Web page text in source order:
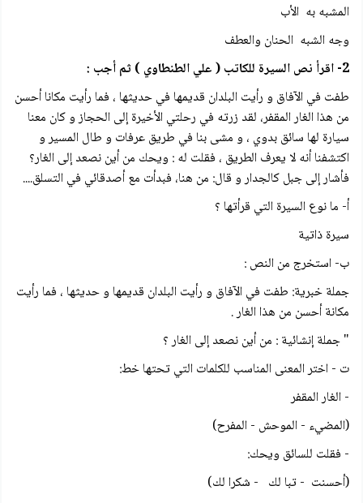
المشبه به الأب
وجه الشبه الحنان والعطف
2- اقرأ نص السيرة للكاتب ( علي الطنطاوي ) ثم أجب :
طفت في الآفاق و رأيت البلدان قديمها في حديثها ، فما رأيت مكانا أحسن
من هذا الغار المقفر، لقد زرته في رحلتي الأخيرة إلى الحجاز و كان معنا
سيارة لها سائق بدوي ، و مشی بنا في طريق عرفات و طال المسير و
اكتشفنا أنه لا يعرف الطريق ، فقلت له : ويحك من أين نصعد إلى الغار؟
فأشار إلى جبل کالجدار و قال: من هنا، فبدأت مع أصدقائي في التسلق....
أ- ما نوع السيرة التي قرأتها ؟
سيرة ذاتية
ب- استخرج من النص :
جملة خبرية: طفت في الآفاق و رأيت البلدان قدیمها و حديثها ، فما رأيت
مكانة أحسن من هذا الغار .
" جملة إنشائية : من أين نصعد إلى الغار ؟
ت - اختر المعنى المناسب للكلمات التي تحتها خط:
- الغار المقفر
(المضيء - الموحش - المفرح)
- فقلت للسائق ويحك:
(أحسنت - تبا لك - شكرا لك)